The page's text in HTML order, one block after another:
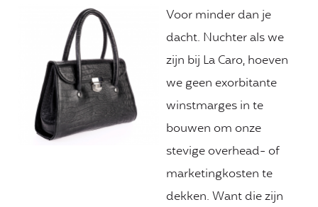
Voor minder dan je
dacht. Nuchter als we
zijn bij La Caro, hoeven
we geen exorbitante
winstmarges in te
bouwen om onze
stevige overhead- of
marketingkosten te
dekken. Want die zijn